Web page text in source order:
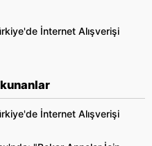
İnternet Alışverişi
İnternet Alışverişi